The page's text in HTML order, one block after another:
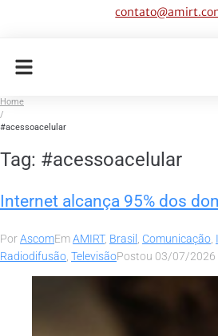
Home
/
#acessoacelular
Tag: #acessoacelular
Internet alcança 95% dos
PorAscomEmAMIRT, Brasil , Comunicação,
Radiodifusão, TelevisãoPostou 03/07/2026